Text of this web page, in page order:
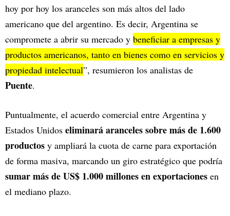
hoy por hoy los aranceles son más altos del lado
americano que del argentino. Es decir, Argentina se
compromete a abrir su mercado y beneficiar a empresas y
productos americanos, tanto en bienes como en servicios y
propiedad intelectual”, resumieron los analistas de
Puente.
Puntualmente, el acuerdo comercial entre Argentina y
Estados Unidos eliminará aranceles sobre más de 1.600
productos y ampliará la cuota de carne para exportación
de forma masiva, marcando un giro estratégico que podría
sumar más de US$ 1.000 millones en exportaciones en
el mediano plazo.